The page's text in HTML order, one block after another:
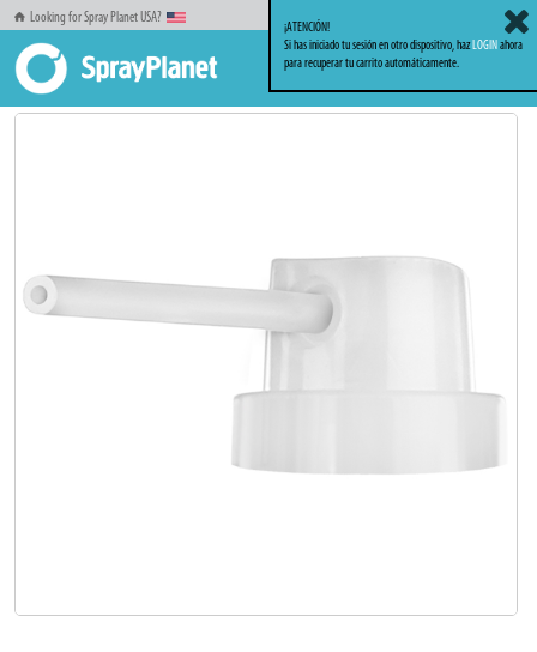
Looking for Spray Planet USA?
Inicio Otros Transfer Cap
¡ATENCIÓN!
Si has iniciado tu sesión en otro dispositivo, hazLOGINahora
para recuperar tu carrito automáticamente.